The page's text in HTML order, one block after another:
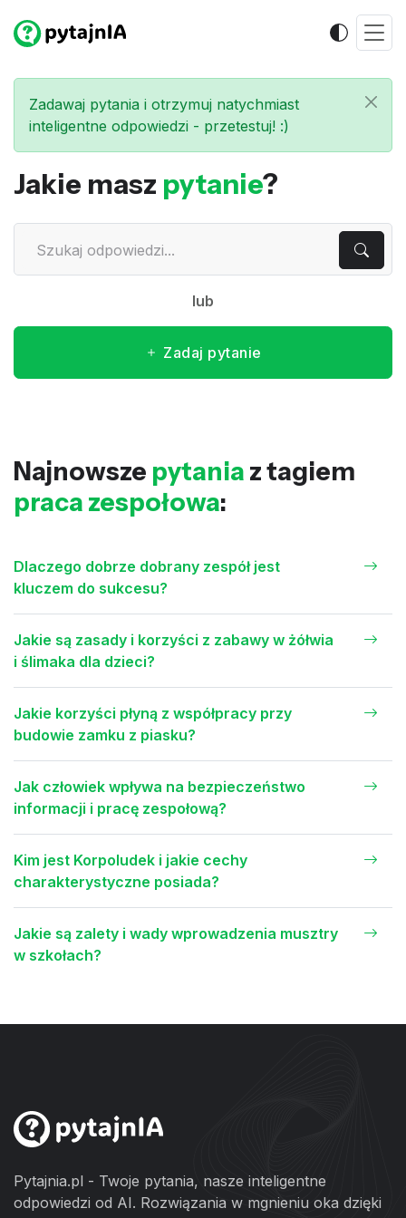
Zadawaj pytania i otrzymuj natychmiast
inteligentne odpowiedzi - przetestuj! :)
Jakie masz pytanie?
lub
Zadaj pytanie
Najnowsze pytania z tagiem
praca zespołowa:
Dlaczego dobrze dobrany zespół jest
kluczem do sukcesu?
Jakie są zasady i korzyści z zabawy w żółwia
i ślimaka dla dzieci?
Jakie korzyści płyną z współpracy przy
budowie zamku z piasku?
Jak człowiek wpływa na bezpieczeństwo
informacji i pracę zespołową?
Kim jest Korpoludek i jakie cechy
charakterystyczne posiada?
Jakie są zalety i wady wprowadzenia musztry
w szkołach?
Pytajnia.pl - Twoje pytania, nasze inteligentne
odpowiedzi od AI. Rozwiązania w mgnieniu oka dzięki